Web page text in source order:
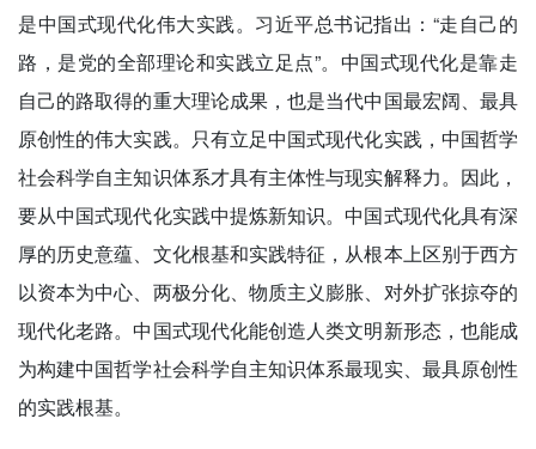
是中国式现代化伟大实践。习近平总书记指出：“走自己的
路，是党的全部理论和实践立足点”。中国式现代化是靠走
自己的路取得的重大理论成果，也是当代中国最宏阔、最具
原创性的伟大实践。只有立足中国式现代化实践，中国哲学
社会科学自主知识体系才具有主体性与现实解释力。因此，
要从中国式现代化实践中提炼新知识。中国式现代化具有深
厚的历史意蕴、文化根基和实践特征，从根本上区别于西方
以资本为中心、两极分化、物质主义膨胀、对外扩张掠夺的
现代化老路。中国式现代化能创造人类文明新形态，也能成
为构建中国哲学社会科学自主知识体系最现实、最具原创性
的实践根基。